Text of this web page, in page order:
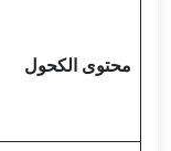
محتوى الكحول